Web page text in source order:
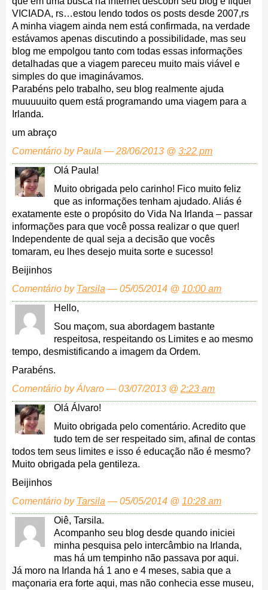
VICIADA, rs…estou lendo todos os posts desde 2007,rs
A minha viagem ainda nem está confirmada, na verdade
estávamos apenas discutindo a possibilidade, mas seu
blog me empolgou tanto com todas essas informações
detalhadas que a viagem pareceu muito mais viável e
simples do que imaginávamos.
Parabéns pelo trabalho, seu blog realmente ajuda
muuuuuito quem está programando uma viagem para a
Irlanda.
um abraço
Comentário by Paula — 28/06/2013 @ 3:22 pm
Olá Paula!
Muito obrigada pelo carinho! Fico muito feliz
que as informações tenham ajudado. Aliás é
exatamente este o propósito do Vida Na Irlanda – passar
informações para que você possa realizar o que quer!
Independente de qual seja a decisão que vocês
tomaram, eu lhes desejo muita sorte e sucesso!
Beijinhos
Comentário by Tarsila — 05/05/2014 @ 10:00 am
Hello,
Sou maçom, sua abordagem bastante
respeitosa, respeitando os Limites e ao mesmo
tempo, desmistificando a imagem da Ordem.
Parabéns.
Comentário by Álvaro — 03/07/2013 @ 2:23 am
Olá Álvaro!
Muito obrigada pelo comentário. Acredito que
tudo tem de ser respeitado sim, afinal de contas
todos tem seus limites e isso é educação não é mesmo?
Muito obrigada pela gentileza.
Beijinhos
Comentário by Tarsila — 05/05/2014 @ 10:28 am
Oiê, Tarsila.
Acompanho seu blog desde quando iniciei
minha pesquisa pelo intercâmbio na Irlanda,
mas há um tempinho não passava por aqui.
Já moro na Irlanda há 1 ano e 4 meses, sabia que a
maçonaria era forte aqui, mas não conhecia esse museu,